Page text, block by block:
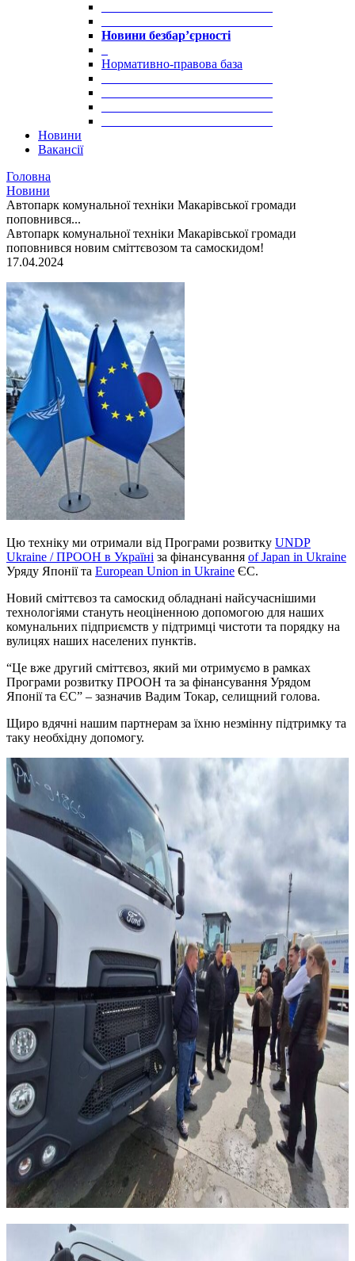
Новини безбар’єрності
Нормативно-правова база
Новини
Вакансії
Головна
Новини
Автопарк комунальної техніки Макарівської громади
поповнився...
Автопарк комунальної техніки Макарівської громади
поповнився новим сміттєвозом та самоскидом!
17.04.2024
Цю техніку ми отримали від Програми розвитку UNDP
Ukraine / ПРООН в Україні за фінансування of Japan in Ukraine
Уряду Японії та European Union in Ukraine ЄС.
Новий сміттєвоз та самоскид обладнані найсучаснішими
технологіями стануть неоціненною допомогою для наших
комунальних підприємств у підтримці чистоти та порядку на
вулицях наших населених пунктів.
“Це вже другий сміттєвоз, який ми отримуємо в рамках
Програми розвитку ПРООН та за фінансування Урядом
Японії та ЄС” – зазначив Вадим Токар, селищний голова.
Щиро вдячні нашим партнерам за їхню незмінну підтримку та
таку необхідну допомогу.